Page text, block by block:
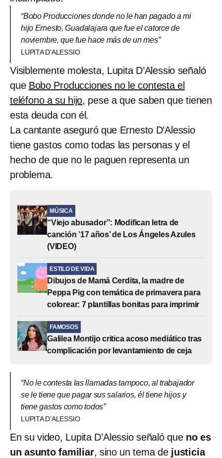
“Bobo Producciones donde no le han pagado a mi
hijo Ernesto, Guadalajara que fue el catorce de
noviembre, que fue hace más de un mes”
LUPITA D’ALESSIO
Visiblemente molesta, Lupita D’Alessio señaló
que Bobo Producciones no le contesta el
teléfono a su hijo, pese a que saben que tienen
esta deuda con él.
La cantante aseguró que Ernesto D’Alessio
tiene gastos como todas las personas y el
hecho de que no le paguen representa un
problema.
MÚSICA
“Viejo abusador”: Modifican letra de
canción ’17 años’ de Los Ángeles Azules
(VIDEO)
ESTILO DE VIDA
Dibujos de Mamá Cerdita, la madre de
Peppa Pig con temática de primavera para
colorear: 7 plantillas bonitas para imprimir
FAMOSOS
Galilea Montijo critica acoso mediático tras
complicación por levantamiento de ceja
“No le contesta las llamadas tampoco, al trabajador
se le tiene que pagar sus salarios, él tiene hijos y
tiene gastos como todos”
LUPITA D’ALESSIO
En su video, Lupita D’Alessio señaló que no es
un asunto familiar, sino un tema de justicia